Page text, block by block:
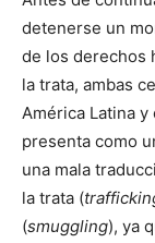
detenerse un
de los derechos
la trata, ambas
América Latina
presenta como
una mala
la trata (
(smuggling), ya